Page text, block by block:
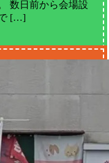
数日前から会場設
[…]